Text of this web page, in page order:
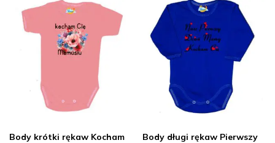
Body krótki rękaw Kocham
Body długi rękaw Pierwszy